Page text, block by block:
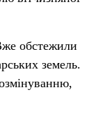
обстежили
земель.